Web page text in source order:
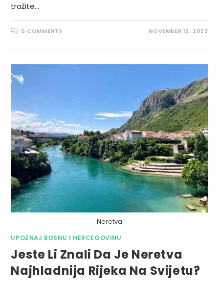
tražite…
0 COMMENTS NOVEMBER 12, 2023
Neretva
UPOZNAJ BOSNU I HERCEGOVINU
Jeste Li Znali Da Je Neretva
Najhladnija Rijeka Na Svijetu?